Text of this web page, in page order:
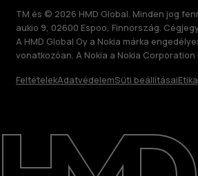
Rólunk
Javítás, újrafelhasználás,
TM és © 2026 HMD Global. Minden jog
aukio 9, 02600 Espoo, Finnország.
A HMD Global Oy a Nokia márka
vonatkozóan. A Nokia a Nokia
FeltételekAdatvédelemSüti beállításaiEtika